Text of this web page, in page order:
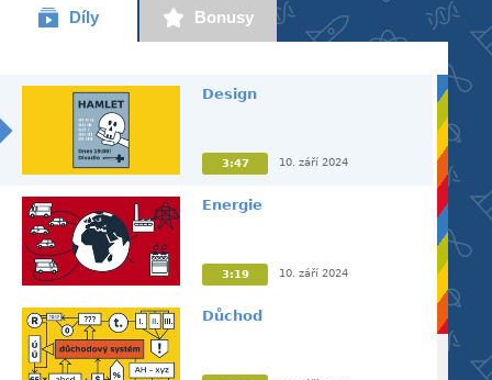
Díly Bonusy
Design
3:47 10. září 2024
Energie
3:19 10. září 2024
Důchod